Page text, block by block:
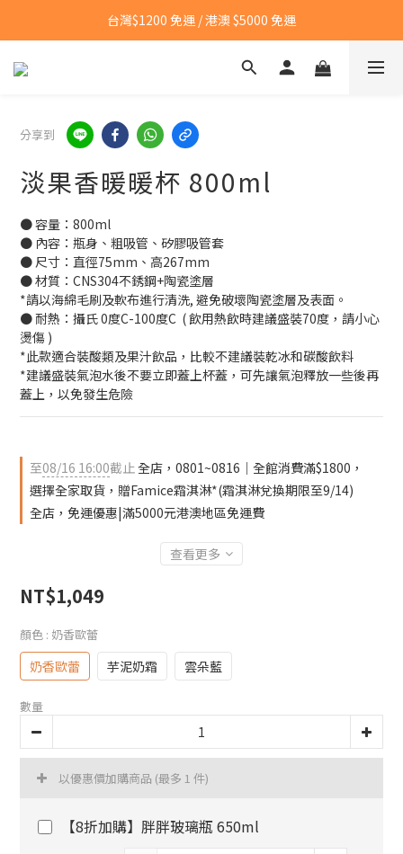
台灣$1200 免運 / 港澳 $5000 免運
台灣$1200 免運 / 港澳 $5000 免運
【點我👉】加入LINE，立即領取首購優惠碼
台灣$1200 免運 / 港澳 $5000 免運
分享到
淡果香暖暖杯 800ml
● 容量：800ml
● 內容：瓶身、粗吸管、矽膠吸管套
● 尺寸：直徑75mm、高267mm
● 材質：CNS304不銹鋼+陶瓷塗層
*請以海綿毛刷及軟布進行清洗, 避免破壞陶瓷塗層及表面。
● 耐熱：攝氏 0度C-100度C  ( 飲用熱飲時建議盛裝70度，請小心
燙傷 )
*此款適合裝酸類及果汁飲品，比較不建議裝乾冰和碳酸飲料
*建議盛裝氣泡水後不要立即蓋上杯蓋，可先讓氣泡釋放一些後再
蓋上，以免發生危險
至08/16 16:00截止全店，0801~0816｜全館消費滿$1800，
選擇全家取貨，贈Famice霜淇淋*(霜淇淋兌換期限至9/14)
全店，免運優惠|滿5000元港澳地區免運費
查看更多
NT$1,049
顏色 : 奶香歐蕾
奶香歐蕾 芋泥奶霜 雲朵藍
數量
以優惠價加購商品 (最多 1 件)
【8折加購】胖胖玻璃瓶 650ml